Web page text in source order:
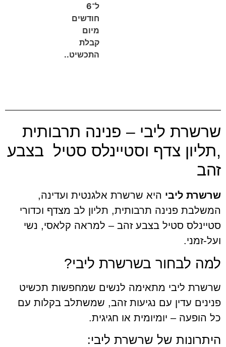
חודשים
מיום
קבלת
התכשיט..
ליבי – פנינה תרבותית
צדף וסטיינלס סטיל בצבע
ליביהיא שרשרת אלגנטית ועדינה,
פנינה תרבותית, תליון לב מצדף וכדורי
סטיל בצבע זהב – למראה קלאסי, נשי
זמני.
לבחור בשרשרת ליבי?
ליבי מתאימה לנשים שמחפשות תכשיט
עדין עם נגיעות זהב, שמשתלב בקלות עם
– יומיומית או חגיגית.
של שרשרת ליבי: